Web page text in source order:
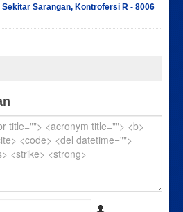
Sarangan, Kontrofersi R - 8006